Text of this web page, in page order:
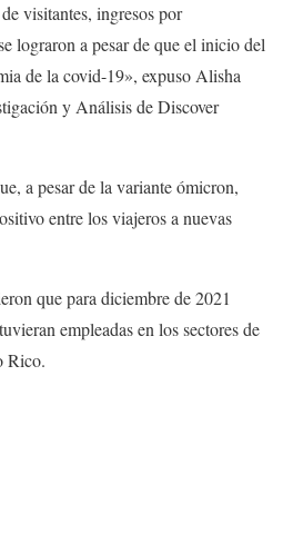
visitantes, ingresos por
lograron a pesar de que el inicio del
de la covid-19», expuso Alisha
y Análisis de Discover
a pesar de la variante ómicron,
entre los viajeros a nuevas
que para diciembre de 2021
empleadas en los sectores de
Rico.